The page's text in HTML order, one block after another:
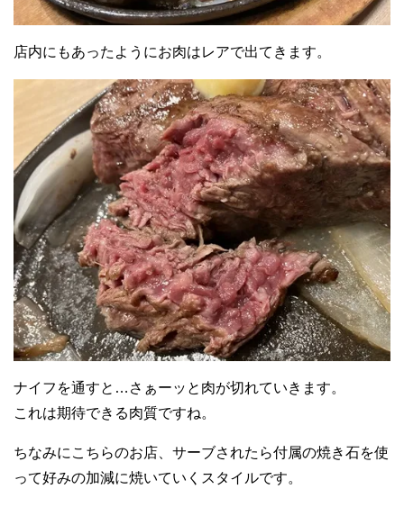
店内にもあったようにお肉はレアで出てきます。
ナイフを通すと…さぁーッと肉が切れていきます。
これは期待できる肉質ですね。
ちなみにこちらのお店、サーブされたら付属の焼き石を使
って好みの加減に焼いていくスタイルです。